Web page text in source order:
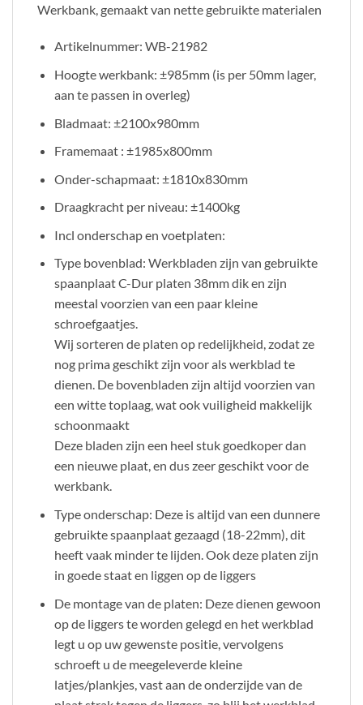
Werkbank, gemaakt van nette gebruikte materialen
Artikelnummer: WB-21982
Hoogte werkbank: ±985mm (is per 50mm lager,
aan te passen in overleg)
Bladmaat: ±2100x980mm
Framemaat : ±1985x800mm
Onder-schapmaat: ±1810x830mm
Draagkracht per niveau: ±1400kg
Incl onderschap en voetplaten:
Type bovenblad: Werkbladen zijn van gebruikte
spaanplaat C-Dur platen 38mm dik en zijn
meestal voorzien van een paar kleine
schroefgaatjes.
Wij sorteren de platen op redelijkheid, zodat ze
nog prima geschikt zijn voor als werkblad te
dienen. De bovenbladen zijn altijd voorzien van
een witte toplaag, wat ook vuiligheid makkelijk
schoonmaakt
Deze bladen zijn een heel stuk goedkoper dan
een nieuwe plaat, en dus zeer geschikt voor de
werkbank.
Type onderschap: Deze is altijd van een dunnere
gebruikte spaanplaat gezaagd (18-22mm), dit
heeft vaak minder te lijden. Ook deze platen zijn
in goede staat en liggen op de liggers
De montage van de platen: Deze dienen gewoon
op de liggers te worden gelegd en het werkblad
legt u op uw gewenste positie, vervolgens
schroeft u de meegeleverde kleine
latjes/plankjes, vast aan de onderzijde van de